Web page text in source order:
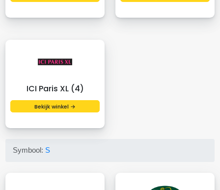
ICI Paris XL (4)
Bekijk winkel →
Symbool: S